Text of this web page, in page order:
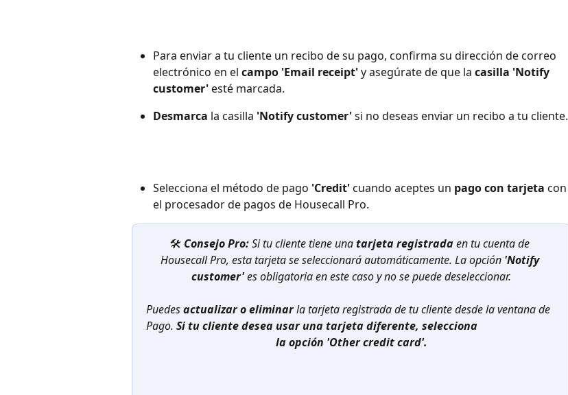
Para enviar a tu cliente un recibo de su pago, confirma su dirección de correo
electrónico en el campo 'Email receipt' y asegúrate de que la casilla 'Notify
customer' esté marcada.
Desmarca la casilla 'Notify customer' si no deseas enviar un recibo a tu cliente.
Selecciona el método de pago 'Credit' cuando aceptes un pago con tarjeta con
el procesador de pagos de Housecall Pro.
🛠️ Consejo Pro: Si tu cliente tiene una tarjeta registrada en tu cuenta de
Housecall Pro, esta tarjeta se seleccionará automáticamente. La opción 'Notify
customer' es obligatoria en este caso y no se puede deseleccionar.
Puedes actualizar o eliminar la tarjeta registrada de tu cliente desde la ventana de
Pago. Si tu cliente desea usar una tarjeta diferente, selecciona
la opción 'Other credit card'.